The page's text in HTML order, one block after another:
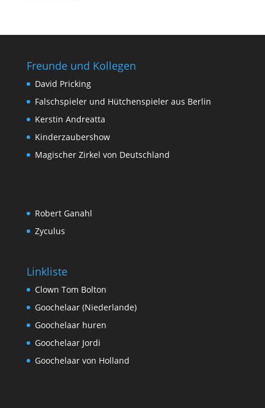
Freunde und Kollegen
David Pricking
Falschspieler und Hütchenspieler aus Berlin
Kerstin Andreatta
Kinderzaubershow
Magischer Zirkel von Deutschland
Robert Ganahl
Zyculus
Linkliste
Clown Tom Bolton
Goochelaar (Niederlande)
Goochelaar huren
Goochelaar Jordi
Goochelaar von Holland